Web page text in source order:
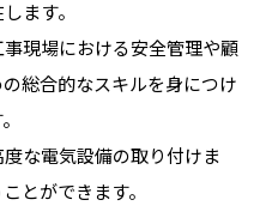
ます。
現場における安全管理や顧
総合的なスキルを身につけ
な電気設備の取り付けま
とができます。